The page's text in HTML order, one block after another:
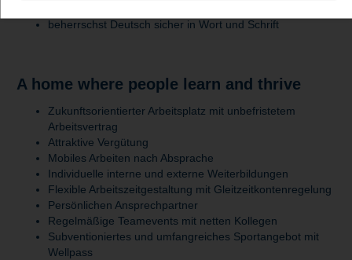
beherrschst Deutsch sicher in Wort und Schrift
A home where people learn and thrive
Zukunftsorientierter Arbeitsplatz mit unbefristetem
Arbeitsvertrag
Attraktive Vergütung
Mobiles Arbeiten nach Absprache
Individuelle interne und externe Weiterbildungen
Flexible Arbeitszeitgestaltung mit Gleitzeitkontenregelung
Persönlichen Ansprechpartner
Regelmäßige Teamevents mit netten Kollegen
Subventioniertes und umfangreiches Sportangebot mit
Wellpass